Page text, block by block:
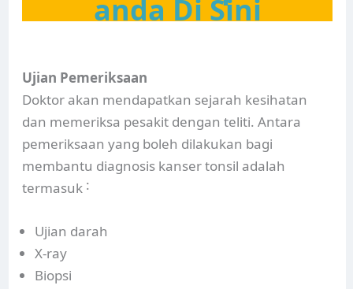
anda Di Sini
Ujian Pemeriksaan
Doktor akan mendapatkan sejarah kesihatan
dan memeriksa pesakit dengan teliti. Antara
pemeriksaan yang boleh dilakukan bagi
membantu diagnosis kanser tonsil adalah
termasuk ˸
Ujian darah
X-ray
Biopsi